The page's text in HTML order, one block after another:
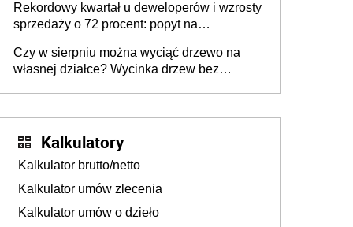
realizuje w nim potrzeb mieszkaniowych
Rekordowy kwartał u deweloperów i wzrosty
sprzedaży o 72 procent: popyt na
Czy w sierpniu można wyciąć drzewo na
własnej działce? Wycinka drzew bez
Kalkulatory
Kalkulator brutto/netto
Kalkulator umów zlecenia
Kalkulator umów o dzieło